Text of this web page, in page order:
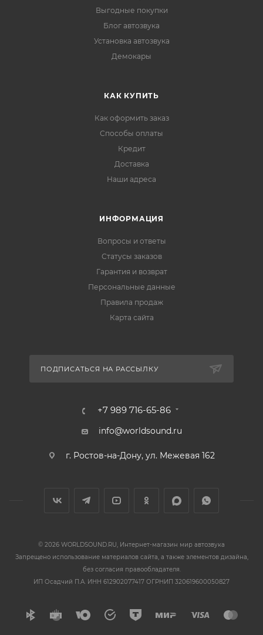
Выгодные покупки
Блог автозвука
Установка автозвука
Демокары
КАК КУПИТЬ
Как оформить заказ
Способы оплаты
Кредит
Доставка
Наши адреса
ИНФОРМАЦИЯ
Вопросы и ответы
Статусы заказов
Гарантия и возврат
Персональные данные
Правила продаж
Карта сайта
ПОДПИСАТЬСЯ НА РАССЫЛКУ
+7 989 716-65-86
info@worldsound.ru
г. Ростов-на-Дону, ул. Межевая 162
© 2026 WORLDSOUND.RU, Интернет-магазин мир автозвука
Запрещено использование материалов сайта, а также элементов дизайна,
без согласия правообладателя.
ИП Осадчий П.А. ИНН 612902077417 ОГРНИП 320619600050827